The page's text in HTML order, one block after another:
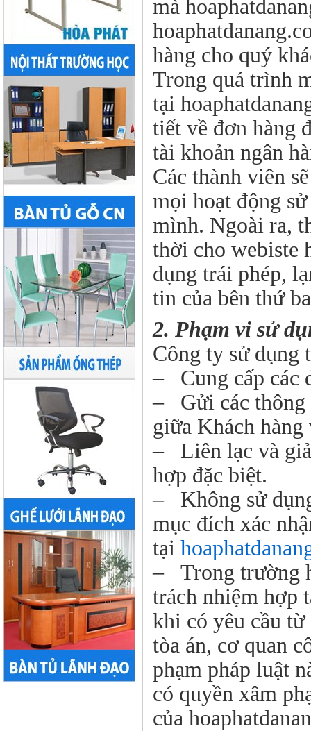
mà
hàng cho quý
Trong quá trình
tại
tiết về đơn hàng
tài khoản ngân
Các thành viên
mọi hoạt động
mình. Ngoài ra,
thời cho webiste
dụng trái phép,
tin của bên thứ
2. Phạm vi sử
Công ty sử dụng
– Cung cấp các
– Gửi các thông
giữa Khách
– Liên lạc và
hợp đặc biệt.
– Không sử
mục đích xác
tại
– Trong trường
trách nhiệm hợp
khi có yêu cầu
tòa án, cơ quan
phạm pháp luật
có quyền xâm
của